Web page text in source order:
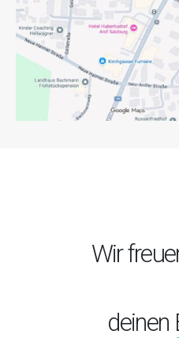
Wir
deinen